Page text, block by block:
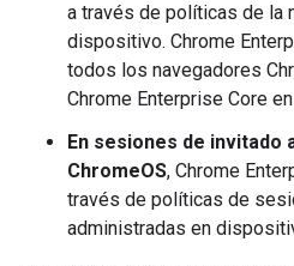
a través de políticas de la
dispositivo. Chrome
todos los navegadores
Chrome Enterprise Core
En sesiones de invitado
ChromeOS, Chrome
través de políticas de
administradas en